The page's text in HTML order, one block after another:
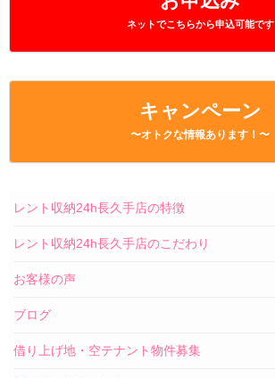
ネットでこちらから申込可能です
キャンペーン
〜オトクな情報あります！〜
レント収納24h長久手店の特徴
レント収納24h長久手店のこだわり
お客様の声
ブログ
借り上げ地・空テナント物件募集